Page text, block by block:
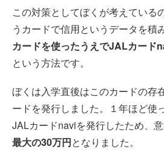
この対策としてぼくが考えている
うカードで信用というデータを積
カードを使ったうえでJALカード
という方法です。
ぼくは入学直後はこのカードの存
ードを発行しました。１年ほど使
JALカードnaviを発行したため、
最大の30万円となりました。